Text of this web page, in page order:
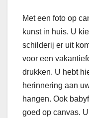
Met een foto op
kunst in huis. U
schilderij er uit
voor een
drukken. U hebt
herinnering aan
hangen. Ook
goed op canvas.